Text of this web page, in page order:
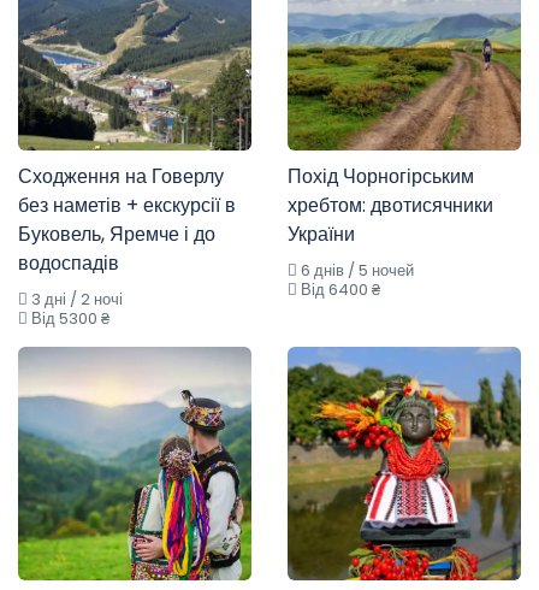
Сходження на Говерлу
без наметів + екскурсії в
Буковель, Яремче і до
водоспадів
3 дні / 2 ночі
Від 5300 ₴
Похід Чорногірським
хребтом: двотисячники
України
6 днів / 5 ночей
Від 6400 ₴